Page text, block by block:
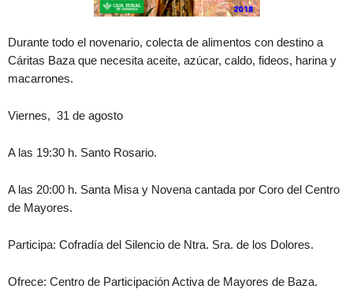
Durante todo el novenario, colecta de alimentos con destino a
Cáritas Baza que necesita aceite, azúcar, caldo, fideos, harina y
macarrones.
Viernes, 31 de agosto
A las 19:30 h. Santo Rosario.
A las 20:00 h. Santa Misa y Novena cantada por Coro del Centro
de Mayores.
Participa: Cofradía del Silencio de Ntra. Sra. de los Dolores.
Ofrece: Centro de Participación Activa de Mayores de Baza.